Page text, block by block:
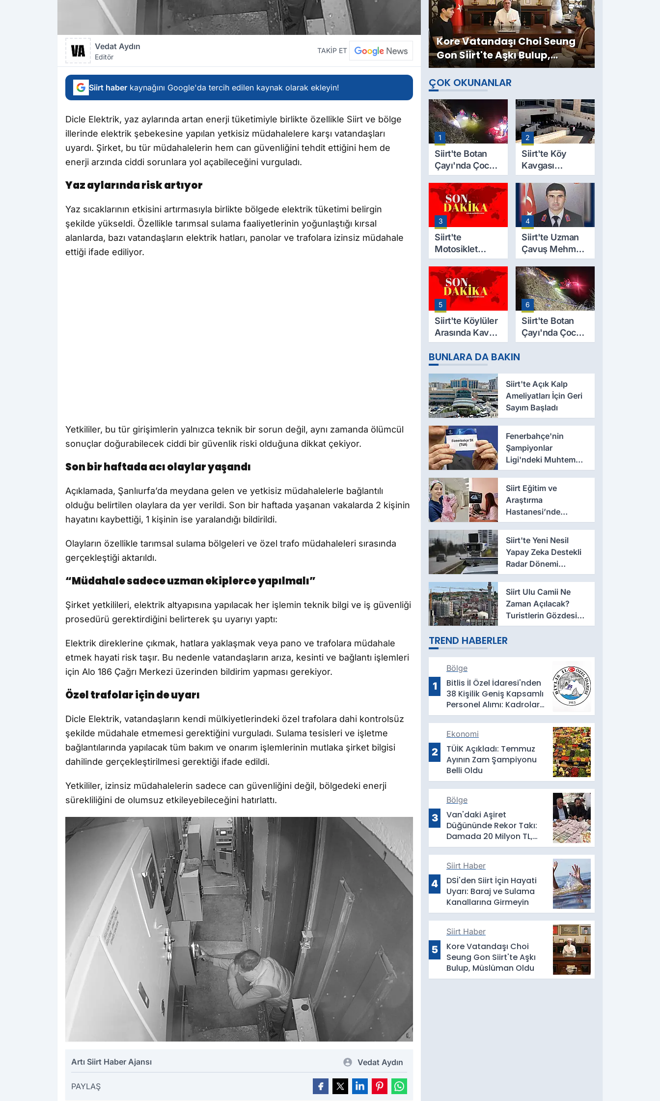
Vedat Aydın
Editör
TAKİP ET
Siirt haber kaynağını Google'da tercih edilen kaynak olarak ekleyin!
Dicle Elektrik, yaz aylarında artan enerji tüketimiyle birlikte özellikle Siirt ve bölge
illerinde elektrik şebekesine yapılan yetkisiz müdahalelere karşı vatandaşları
uyardı. Şirket, bu tür müdahalelerin hem can güvenliğini tehdit ettiğini hem de
enerji arzında ciddi sorunlara yol açabileceğini vurguladı.
Yaz aylarında risk artıyor
Yaz sıcaklarının etkisini artırmasıyla birlikte bölgede elektrik tüketimi belirgin
şekilde yükseldi. Özellikle tarımsal sulama faaliyetlerinin yoğunlaştığı kırsal
alanlarda, bazı vatandaşların elektrik hatları, panolar ve trafolara izinsiz müdahale
ettiği ifade ediliyor.
Yetkililer, bu tür girişimlerin yalnızca teknik bir sorun değil, aynı zamanda ölümcül
sonuçlar doğurabilecek ciddi bir güvenlik riski olduğuna dikkat çekiyor.
Son bir haftada acı olaylar yaşandı
Açıklamada, Şanlıurfa’da meydana gelen ve yetkisiz müdahalelerle bağlantılı
olduğu belirtilen olaylara da yer verildi. Son bir haftada yaşanan vakalarda 2 kişinin
hayatını kaybettiği, 1 kişinin ise yaralandığı bildirildi.
Olayların özellikle tarımsal sulama bölgeleri ve özel trafo müdahaleleri sırasında
gerçekleştiği aktarıldı.
“Müdahale sadece uzman ekiplerce yapılmalı”
Şirket yetkilileri, elektrik altyapısına yapılacak her işlemin teknik bilgi ve iş güvenliği
prosedürü gerektirdiğini belirterek şu uyarıyı yaptı:
Elektrik direklerine çıkmak, hatlara yaklaşmak veya pano ve trafolara müdahale
etmek hayati risk taşır. Bu nedenle vatandaşların arıza, kesinti ve bağlantı işlemleri
için Alo 186 Çağrı Merkezi üzerinden bildirim yapması gerekiyor.
Özel trafolar için de uyarı
Dicle Elektrik, vatandaşların kendi mülkiyetlerindeki özel trafolara dahi kontrolsüz
şekilde müdahale etmemesi gerektiğini vurguladı. Sulama tesisleri ve işletme
bağlantılarında yapılacak tüm bakım ve onarım işlemlerinin mutlaka şirket bilgisi
dahilinde gerçekleştirilmesi gerektiği ifade edildi.
Yetkililer, izinsiz müdahalelerin sadece can güvenliğini değil, bölgedeki enerji
sürekliliğini de olumsuz etkileyebileceğini hatırlattı.
Artı Siirt Haber Ajansı Vedat Aydın
PAYLAŞ
Kore Vatandaşı Choi Seung
Gon Siirt'te Aşkı Bulup,
Müslüman Oldu
ÇOK OKUNANLAR
1
Siirt'te Botan
Çayı'nda Çocuk
Cesedi
Bulundu: Kayıp
Baba İçin Arama
Çalışmaları
Başlıyor
2
Siirt'te Köy
Kavgası
Cinayetle
Sonuçlandı:
Selim B.
Hayatını
Kaybetti
3
Siirt'te
Motosiklet
Kazası Can Aldı:
39 Yaşındaki
Mesut Yıldız
Hayatını
Kaybetti
4
Siirt'te Uzman
Çavuş Mehmet
Salih Sarıyer,
Evinde Ölü
Bulundu
5
Siirt'te Köylüler
Arasında Kavga:
2 Yaralı, Birinin
Durumu Ağır
6
Siirt'te Botan
Çayı'nda Çocuk
Cesedi Bulundu
BUNLARA DA BAKIN
Siirt'te Açık Kalp
Ameliyatları İçin Geri
Sayım Başladı
Fenerbahçe'nin
Şampiyonlar
Ligi'ndeki Muhtemel
Rakibi Belli Oldu
Siirt Eğitim ve
Araştırma
Hastanesi’nde
Sezaryen Sonrası
Vajinal Doğum
Başarıyla
Uygulanıyor
Siirt'te Yeni Nesil
Yapay Zeka Destekli
Radar Dönemi
Başladı
Siirt Ulu Camii Ne
Zaman Açılacak?
Turistlerin Gözdesi
Aylardır Kapalı
TREND HABERLER
1
Bölge
Bitlis İl Özel İdaresi'nden
38 Kişilik Geniş Kapsamlı
Personel Alımı: Kadrolar,
Şartlar ve Başvuru
Detayları
2
Ekonomi
TÜİK Açıkladı: Temmuz
Ayının Zam Şampiyonu
Belli Oldu
3
Bölge
Van'daki Aşiret
Düğününde Rekor Takı:
Damada 20 Milyon TL,
Geline Kilolarca Altın
4
Siirt Haber
DSİ'den Siirt İçin Hayati
Uyarı: Baraj ve Sulama
Kanallarına Girmeyin
5
Siirt Haber
Kore Vatandaşı Choi
Seung Gon Siirt'te Aşkı
Bulup, Müslüman Oldu